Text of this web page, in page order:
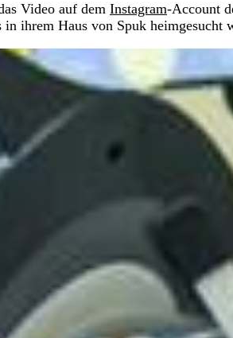
Video auf dem Instagram-Account
in ihrem Haus von Spuk heimgesucht